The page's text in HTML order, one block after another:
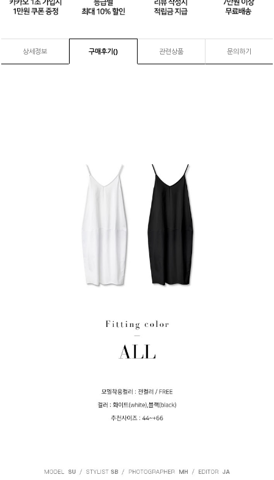
상세정보 구매후기() 관련상품 문의하기